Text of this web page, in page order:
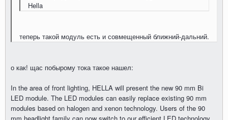
Hella
теперь такой модуль есть и совмещенный ближний-дальний.
о как! щас побырому тока такое нашел:
In the area of front lighting, HELLA will present the new 90 mm Bi
LED module. The LED modules can easily replace existing 90 mm
modules based on halogen and xenon technology. Users of the 90